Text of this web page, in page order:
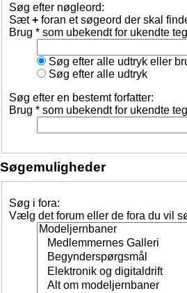
Søg efter nøgleord:
Sæt+ foran et søgeord der skal
Brug * som ubekendt for ukendte
Søg efter alle udtryk eller
Søg efter alle udtryk
Søg efter en bestemt forfatter:
Brug * som ubekendt for ukendte
Søgemuligheder
Søg i fora:
Vælg det forum eller de fora du vil